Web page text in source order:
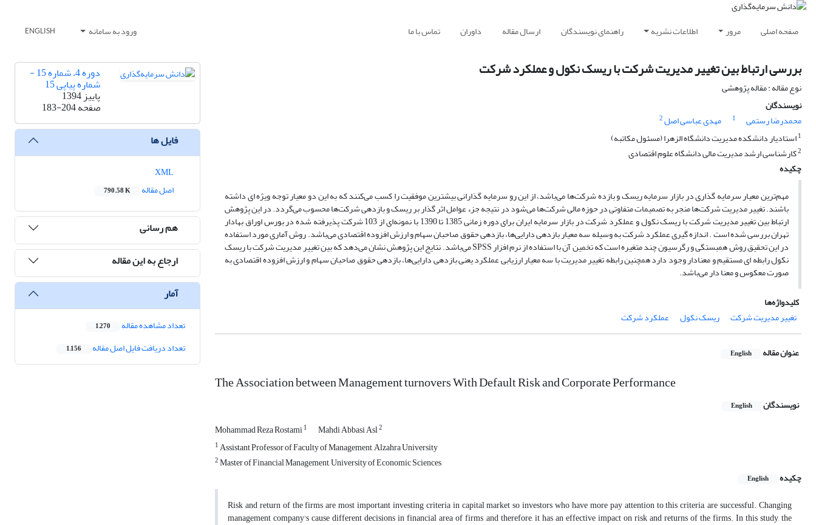
صفحه اصلی مرور اطلاعات نشریه راهنمای نویسندگان ارسال مقاله داوران تماس با ما ورود به سامانه ENGLISH
بررسی ارتباط بین تغییر مدیریت شرکت با ریسک نکول و عملکرد شرکت
نوع مقاله : مقاله پژوهشی
نویسندگان
محمدرضا رستمی
1 مهدی عباسی اصل2
1استادیار دانشکده مدیریت دانشگاه الزهرا (مسئول مکاتبه)
2کارشناسی ارشد مدیریت مالی دانشگاه علوم اقتصادی
چکیده
مهم‌ترین معیار سرمایه گذاری در بازار سرمایه ریسک و بازده شرکت‌ها می‌باشد، از این رو سرمایه گذارانی بیشترین موفقیت را کسب می‌کنند که به این دو معیار توجه ویژه ای داشته
باشند. تغییر مدیریت شرکت‌ها منجر به تصمیمات متفاوتی در حوزه مالی شرکت‌ها می‌شود در نتیجه جزء عوامل اثر گذار بر ریسک و بازدهی شرکت‌ها محسوب می‌گردد. در این پژوهش
ارتباط بین تغییر مدیریت شرکت با ریسک نکول و عملکرد شرکت در بازار سرمایه ایران برای دوره زمانی 1385 تا 1390 با نمونه‌ای از 103 شرکت پذیرفته شده در بورس اوراق بهادار
تهران بررسی شده است . اندازه گیری عملکرد شرکت به وسیله سه معیار بازدهی دارایی‌ها، بازدهی حقوق صاحبان سهام و ارزش افزوده اقتصادی می‌باشد. روش آماری مورد استفاده
در این تحقیق روش همبستگی و رگرسیون چند متغیره است که تخمین آن با استفاده از نرم افزار SPSS می‌باشد. نتایج این پژوهش نشان می‌دهد که بین تغییر مدیریت شرکت با ریسک
نکول رابطه ای مستقیم و معنادار وجود دارد همچنین رابطه تغییر مدیریت با سه معیار ارزیابی عملکرد یعنی بازدهی دارایی‌ها، بازدهی حقوق صاحبان سهام و ارزش افزوده اقتصادی به
صورت معکوس و معنا دار می‌باشد.
کلیدواژه‌ها
تغییر مدیریت شرکت
ریسک نکول عملکرد شرکت
عنوان مقاله English
The Association between Management turnovers With Default Risk and Corporate Performance
نویسندگان English
Mohammad Reza Rostami1 Mahdi Abbasi Asl2
1Assistant Professor of Faculty of Management, Alzahra University
2Master of Financial Management, University of Economic Sciences
چکیده
English
Risk and return of the firms are most important investing criteria in capital market so investors who have more pay attention to this criteria, are successful. Changing
management company's cause different decisions in financial area of firms ,and therefore, it has an effective impact on risk and returns of the firms. In this study, the
دوره 4، شماره 15 -
شماره پیاپی 15
پاییز 1394
صفحه183-204
فایل ها
اصل مقاله
790.58 K
هم رسانی
ارجاع به این مقاله
آمار
تعداد مشاهده مقاله 1,270
تعداد دریافت فایل اصل مقاله 1,156